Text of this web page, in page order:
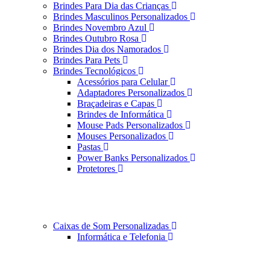
Brindes Para Dia das Crianças
Brindes Masculinos Personalizados
Brindes Novembro Azul
Brindes Outubro Rosa
Brindes Dia dos Namorados
Brindes Para Pets
Brindes Tecnológicos
Acessórios para Celular
Adaptadores Personalizados
Braçadeiras e Capas
Brindes de Informática
Mouse Pads Personalizados
Mouses Personalizados
Pastas
Power Banks Personalizados
Protetores
Caixas de Som Personalizadas
Informática e Telefonia